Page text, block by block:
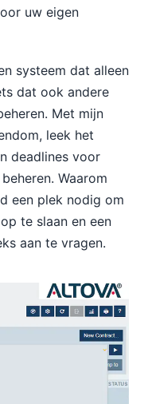
uw eigen
systeem dat alleen
dat ook andere
Met mijn
leek het
deadlines voor
Waarom
een plek nodig om
te slaan en een
aan te vragen.